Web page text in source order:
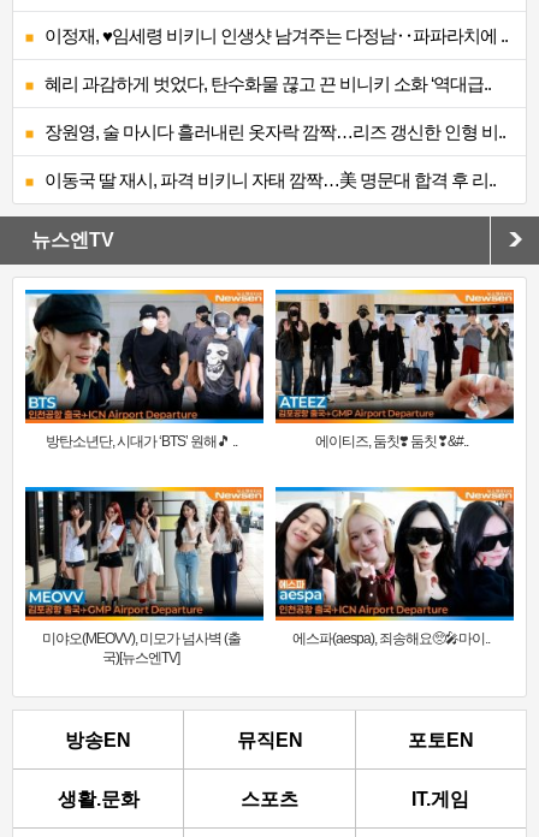
이정재, ♥임세령 비키니 인생샷 남겨주는 다정남‥파파라치에 ..
혜리 과감하게 벗었다, 탄수화물 끊고 끈 비니키 소화 ‘역대급..
장원영, 술 마시다 흘러내린 옷자락 깜짝…리즈 갱신한 인형 비..
이동국 딸 재시, 파격 비키니 자태 깜짝…美 명문대 합격 후 리..
뉴스엔TV
방탄소년단, 시대가 ‘BTS’ 원해🎵 .. 에이티즈, 둠칫❣️ 둠칫❣&#..
미야오(MEOVV), 미모가 넘사벽 (출
국)[뉴스엔TV]
에스파(aespa), 죄송해요🥺🎤마이..
방송EN 뮤직EN 포토EN
생활.문화 스포츠 IT.게임